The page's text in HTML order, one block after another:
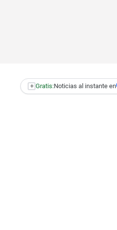
+ Gratis:Noticias al instante en